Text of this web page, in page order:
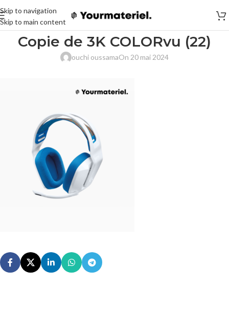
Skip to navigation
Skip to main content
Copie de 3K COLORvu (22)
ouchi oussamaOn 20 mai 2024